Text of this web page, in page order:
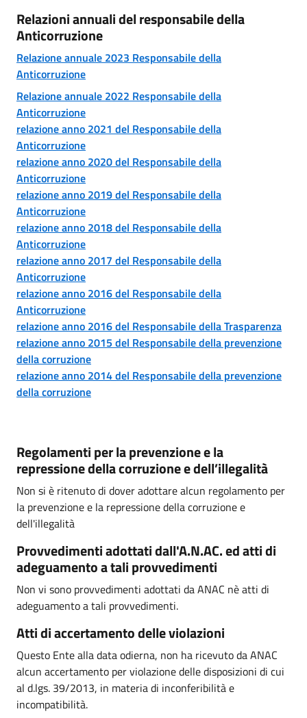
Relazioni annuali del responsabile della
Anticorruzione
Relazione annuale 2023 Responsabile della
Anticorruzione
Relazione annuale 2022 Responsabile della
Anticorruzione
relazione anno 2021 del Responsabile della
Anticorruzione
relazione anno 2020 del Responsabile della
Anticorruzione
relazione anno 2019 del Responsabile della
Anticorruzione
relazione anno 2018 del Responsabile della
Anticorruzione
relazione anno 2017 del Responsabile della
Anticorruzione
relazione anno 2016 del Responsabile della
Anticorruzione
relazione anno 2016 del Responsabile della Trasparenza
relazione anno 2015 del Responsabile della prevenzione
della corruzione
relazione anno 2014 del Responsabile della prevenzione
della corruzione
Regolamenti per la prevenzione e la
repressione della corruzione e dell’illegalità
Non si è ritenuto di dover adottare alcun regolamento per
la prevenzione e la repressione della corruzione e
dell'illegalità
Provvedimenti adottati dall'A.N.AC. ed atti di
adeguamento a tali provvedimenti
Non vi sono provvedimenti adottati da ANAC nè atti di
adeguamento a tali provvedimenti.
Atti di accertamento delle violazioni
Questo Ente alla data odierna, non ha ricevuto da ANAC
alcun accertamento per violazione delle disposizioni di cui
al d.lgs. 39/2013, in materia di inconferibilità e
incompatibilità.